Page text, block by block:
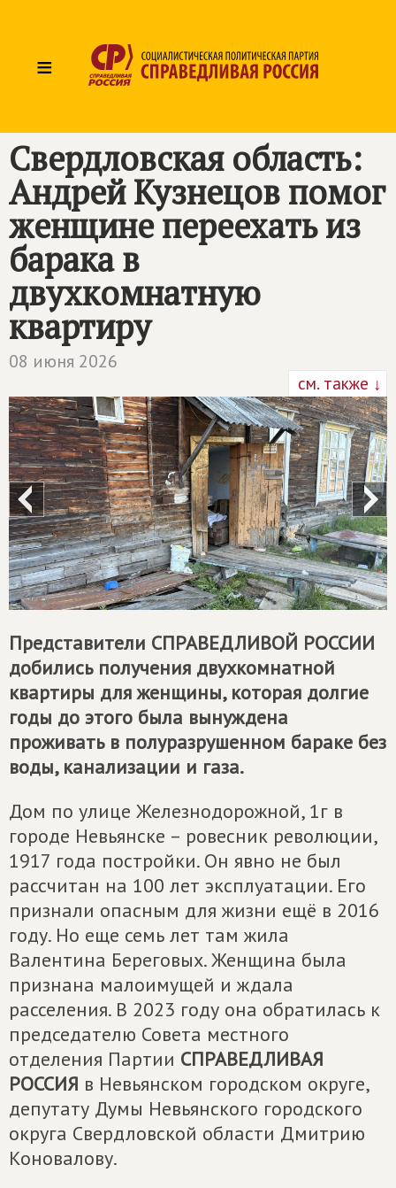
≡
Свердловская область:
Андрей Кузнецов помог
женщине переехать из
барака в
двухкомнатную
квартиру
08 июня 2026
см. также ↓
Представители СПРАВЕДЛИВОЙ РОССИИ
добились получения двухкомнатной
квартиры для женщины, которая долгие
годы до этого была вынуждена
проживать в полуразрушенном бараке без
воды, канализации и газа.
Дом по улице Железнодорожной, 1г в
городе Невьянске – ровесник революции,
1917 года постройки. Он явно не был
рассчитан на 100 лет эксплуатации. Его
признали опасным для жизни ещё в 2016
году. Но еще семь лет там жила
Валентина Береговых. Женщина была
признана малоимущей и ждала
расселения. В 2023 году она обратилась к
председателю Совета местного
отделения Партии СПРАВЕДЛИВАЯ
РОССИЯ в Невьянском городском округе,
депутату Думы Невьянского городского
округа Свердловской области Дмитрию
Коновалову.